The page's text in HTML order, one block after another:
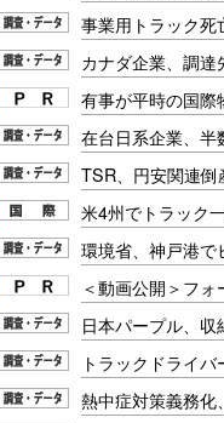
事業用トラック死
カナダ企業、調達
有事が平時の国際
在台日系企業、半
TSR、円安関連倒
米4州でトラック
環境省、神戸港で
＜動画公開＞フ
日本パープル、
トラックドライ
熱中症対策義務